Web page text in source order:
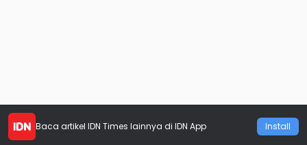
Baca artikel IDN Times lainnya di IDN App Install